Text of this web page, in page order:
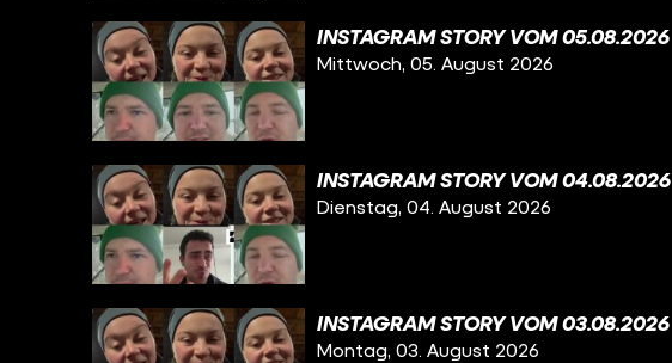
INSTAGRAM STORY VOM 05.08.2026
Mittwoch, 05. August 2026
INSTAGRAM STORY VOM 04.08.2026
Dienstag, 04. August 2026
INSTAGRAM STORY VOM 03.08.2026
Montag, 03. August 2026